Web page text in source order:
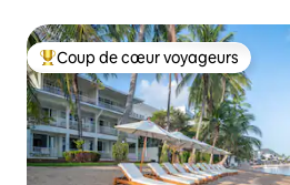
Coups de cœur voyageurs les
Coup de cœur voyageurs